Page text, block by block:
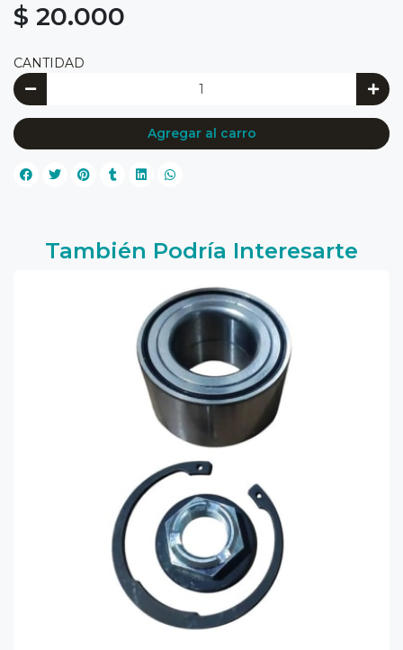
$ 20.000
CANTIDAD
Agregar al carro
También Podría Interesarte